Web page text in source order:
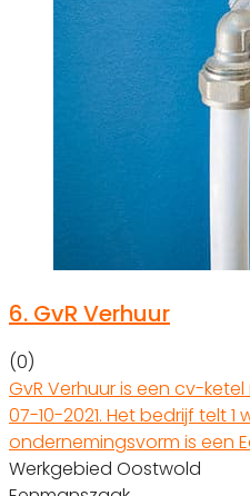
6. GvR Verhuur
(0)
GvR Verhuur is een cv-
07-10-2021. Het bedrijf telt 1
ondernemingsvorm is een
Werkgebied Oostwold